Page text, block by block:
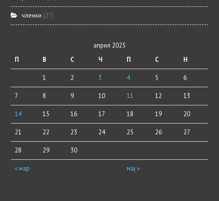
членки (27)
април 2025
П
В С Ч П С Н
« мар мај »
1 2 3 4 5 6
7 8 9 10 11 12 13
14 15 16 17 18 19 20
21 22 23 24 25 26 27
28 29 30